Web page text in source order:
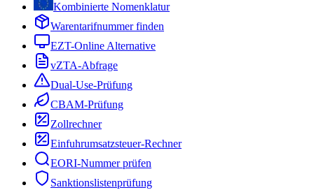
Kombinierte Nomenklatur
Warentarifnummer finden
EZT-Online Alternative
vZTA-Abfrage
Dual-Use-Prüfung
CBAM-Prüfung
Zollrechner
Einfuhrumsatzsteuer-Rechner
EORI-Nummer prüfen
Sanktionslistenprüfung